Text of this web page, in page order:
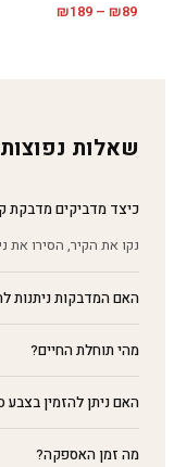
₪89
–
₪189
שאלות נפוצות
כיצד מדביקים מדבקת
נקו את הקיר, הסירו את
האם המדבקות ניתנות
מהי תוחלת החיים?
האם ניתן להזמין בצבע
מה זמן האספקה?